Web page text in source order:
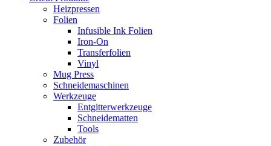
Heizpressen
Folien
Infusible Ink Folien
Iron-On
Transferfolien
Vinyl
Mug Press
Schneidemaschinen
Werkzeuge
Entgitterwerkzeuge
Schneidematten
Tools
Zubehör